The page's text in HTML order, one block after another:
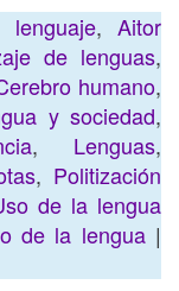
lenguaje,Aitor
de lenguas,
humano,
y sociedad,
, Lenguas,
, Politización
de la lengua
de la lengua|